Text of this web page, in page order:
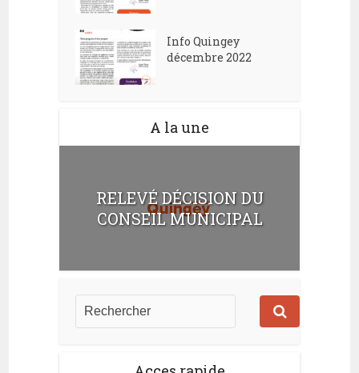
Info Quingey
décembre 2022
A la une
RELEVÉ DÉCISION DU
CONSEIL MUNICIPAL